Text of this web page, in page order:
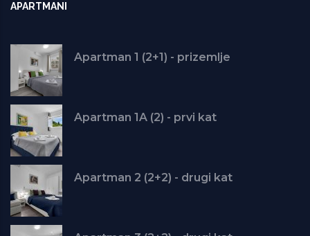
APARTMANI
Apartman 1 (2+1) - prizemlje
Apartman 1A (2) - prvi kat
Apartman 2 (2+2) - drugi kat